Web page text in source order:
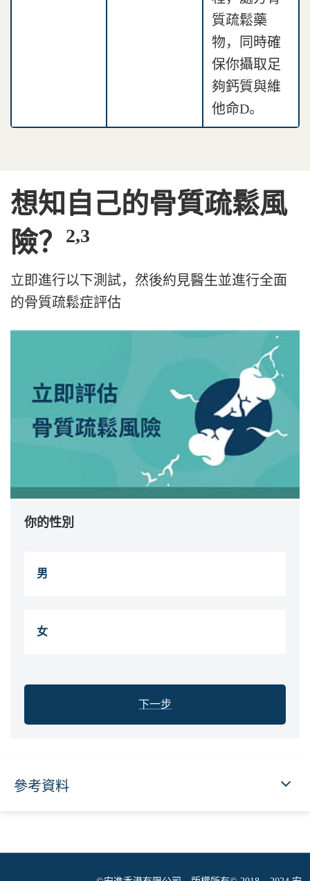
質疏鬆藥
物，同時確
保你攝取足
夠鈣質與維
他命D。
想知自己的骨質疏鬆風
險？
2,3
立即進行以下測試，然後約見醫生並進行全面
的骨質疏鬆症評估
你的性別
男
女
下一步
參考資料